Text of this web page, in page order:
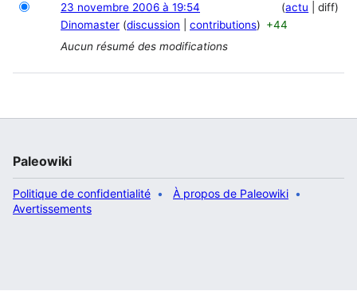
actu diff
23 novembre 2006 à 19:54
Dinomaster discussion contributions
+44
Aucun résumé des modifications
Paleowiki
Politique de confidentialité
À propos de Paleowiki
Avertissements